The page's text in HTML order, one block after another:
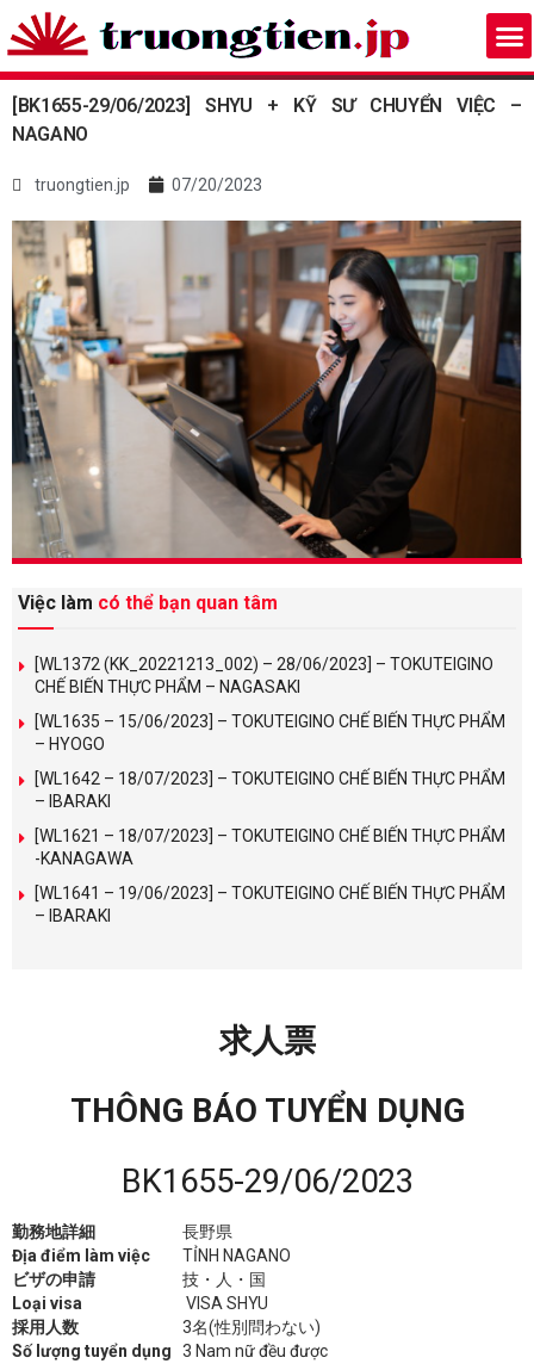
[BK1655-29/06/2023] SHYU + KỸ SƯ CHUYỂN VIỆC –
NAGANO
truongtien.jp 07/20/2023
Việc làm có thể bạn quan tâm
[WL1372 (KK_20221213_002) – 28/06/2023] – TOKUTEIGINO
CHẾ BIẾN THỰC PHẨM – NAGASAKI
[WL1635 – 15/06/2023] – TOKUTEIGINO CHẾ BIẾN THỰC PHẨM
– HYOGO
[WL1642 – 18/07/2023] – TOKUTEIGINO CHẾ BIẾN THỰC PHẨM
– IBARAKI
[WL1621 – 18/07/2023] – TOKUTEIGINO CHẾ BIẾN THỰC PHẨM
-KANAGAWA
[WL1641 – 19/06/2023] – TOKUTEIGINO CHẾ BIẾN THỰC PHẨM
– IBARAKI
求人票
THÔNG BÁO TUYỂN DỤNG
BK1655-29/06/2023
勤務地詳細
長野県
Địa điểm làm việc
TỈNH NAGANO
ビザの申請
技・人・国
Loại visa
VISA SHYU
採用人数
3名(性別問わない)
Số lượng tuyển dụng
3 Nam nữ đều được